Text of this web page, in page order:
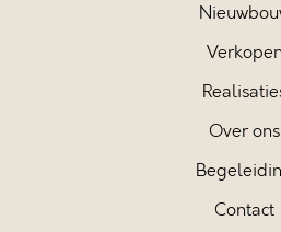
Verkopen
Over ons
Contact